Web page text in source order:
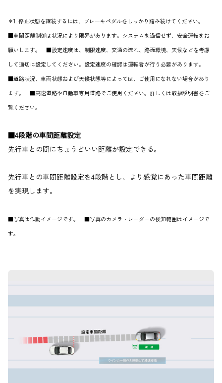
＊1. 停止状態を継続するには、ブレーキペダルをしっかり踏み続けてください。
■車間距離制御は状況により限界があります。システムを過信せず、安全運転をお
願いします。 ■設定速度は、制限速度、交通の流れ、路面環境、天候などを考慮
して適切に設定してください。設定速度の確認は運転者が行う必要があります。
■道路状況、車両状態および天候状態等によっては、ご使用になれない場合があり
ます。 ■高速道路や自動車専用道路でご使用ください。詳しくは取扱説明書をご
覧ください。
■4段階の車間距離設定
先行車との間にちょうどいい距離が設定できる。
先行車との車間距離設定を4段階とし、より感覚にあった車間距離
を実現します。
■写真は作動イメージです。 ■写真のカメラ・レーダーの検知範囲はイメージで
す。